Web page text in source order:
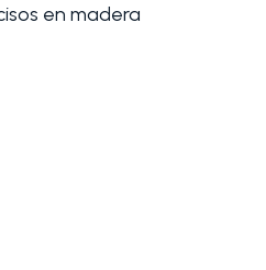
en madera